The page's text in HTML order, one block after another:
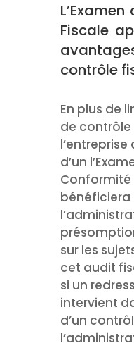
Fiscale
contrôle
En plus de
de contrôle
d’un
Conformité
bénéficiera
sur les
cet audit
si un
intervient
d’un